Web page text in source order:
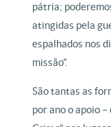
pátria;
atingidas pela
espalhados nos
missão”.
São tantas as
por ano o apoio –